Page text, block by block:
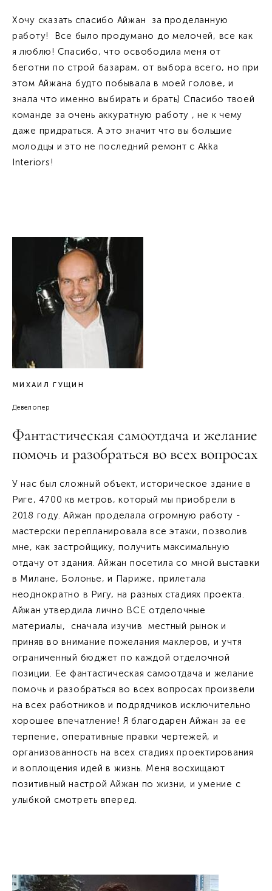
Хочу сказать спасибо Айжан за проделанную
работу! Все было продумано до мелочей, все как
я люблю! Спасибо, что освободила меня от
беготни по строй базарам, от выбора всего, но при
этом Айжана будто побывала в моей голове, и
знала что именно выбирать и брать) Спасибо твоей
команде за очень аккуратную работу , не к чему
даже придраться. А это значит что вы большие
молодцы и это не последний ремонт с Akka
Interiors!
МИХАИЛ ГУЩИН
Девелопер
Фантастическая самоотдача и желание
помочь и разобраться во всех вопросах
У нас был сложный объект, историческое здание в
Риге, 4700 кв метров, который мы приобрели в
2018 году. Айжан проделала огромную работу -
мастерски перепланировала все этажи, позволив
мне, как застройщику, получить максимальную
отдачу от здания. Айжан посетила со мной выставки
в Милане, Болонье, и Париже, прилетала
неоднократно в Ригу, на разных стадиях проекта.
Айжан утвердила лично ВСЕ отделочные
материалы, сначала изучив местный рынок и
приняв во внимание пожелания маклеров, и учтя
ограниченный бюджет по каждой отделочной
позиции. Ее фантастическая самоотдача и желание
помочь и разобраться во всех вопросах произвели
на всех работников и подрядчиков исключительно
хорошее впечатление! Я благодарен Айжан за ее
терпение, оперативные правки чертежей, и
организованность на всех стадиях проектирования
и воплощения идей в жизнь. Меня восхищают
позитивный настрой Айжан по жизни, и умение с
улыбкой смотреть вперед.